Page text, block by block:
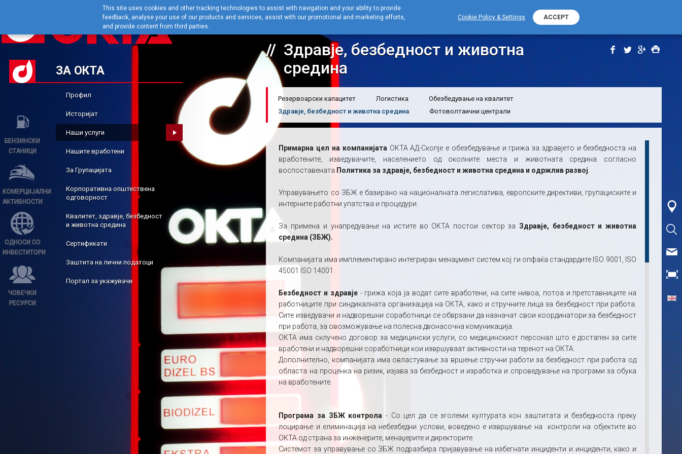
ЗА ОКТА
Профил
Историјат
Наши услуги
Нашите вработени
За Групацијата
Корпоративна општествена
одговорност
Квалитет, здравје, безбедност
и животна средина
Сертификати
Заштита на лични податоци
Портал за укажувачи
БЕНЗИНСКИ
СТАНИЦИ
КОМЕРЦИЈАЛНИ
АКТИВНОСТИ
ОДНОСИ СО
ИНВЕСТИТОРИ
ЧОВЕЧКИ
РЕСУРСИ
Контакт телефон +389 (0) 2 2532 000
Здравје, безбедност и животна
средина
Резервоарски капацитет Логистика
Обезбедување на квалитет
Здравје, безбедност и животна средина
Фотоволтаични централи
Примарна цел на компанијата ОКТА АД-Скопје е обезбедување и грижа за здравјето и безбедноста на
вработените, изведувачите, населението од околните места и животната средина согласно
воспоставената Политика за здравје, безбедност и животна средина и одржлив развој
Управувањето со ЗБЖ е базирано на националната легислатива, европските директиви, групациските и
интерните работни упатства и процедури.
За примена и унапредување на истите во ОКТА постои сектор за Здравје, безбедност и животна
средина (ЗБЖ).
Компанијата има имплементирано интегриран менаџмент систем кој ги опфаќа стандардите ISO 9001, ISO
45001 ISO 14001.
Безбедност и здравје- грижа која ја водат сите вработени, на сите нивоа, потоа и претставниците на
работниците при синдикалната организација на ОКТА, како и стручните лица за безбедност при работа.
Сите изведувачи и надворешни соработници се обврзани да назначат свои координатори за безбедност
при работа, за овозможување на полесна двонасочна комуникација.
ОКТА има склучено договор за медицински услуги, со медицинскиот персонал што е достапен за сите
вработени и надворешни соработници кои извршуваат активности на теренот на ОКТА.
Дополнително, компанијата има овластување за вршење стручни работи за безбедност при работа од
областа на проценка на ризик, изјава за безбедност и изработка и спроведување на програми за обука
на вработените.
Програмa за ЗБЖ контрола - Со цел да се зголеми културата кон заштитата и безбедноста преку
лоцирање и елиминација на небезбедни услови, воведено е извршување на контроли на објектите во
ОКТА од страна за инженерите, менаџерите и директорите.
Системот за управување со ЗБЖ подразбира пријавување на избегнати инциденти и инциденти, како и
This site uses cookies and other tracking technologies to assist with navigation and your ability to provide
feedback, analyse your use of our products and services, assist with our promotional and marketing efforts,
and provide content from third parties.
Cookie Policy & Settings ACCEPT